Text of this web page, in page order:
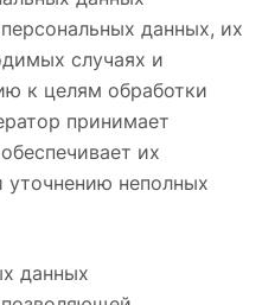
данных, их
случаях и
к целям обработки
принимает
их
уточнению неполных
данных